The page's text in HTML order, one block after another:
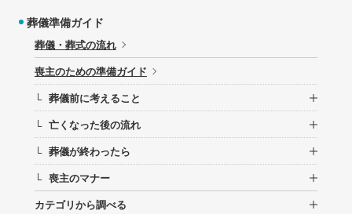
葬儀準備ガイド
葬儀・葬式の流れ
喪主のための準備ガイド
└ 葬儀前に考えること
└ 亡くなった後の流れ
└ 葬儀が終わったら
└ 喪主のマナー
カテゴリから調べる